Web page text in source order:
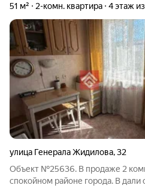
51 м² 2-комн. квартира 4 этаж из
улица Генерала Жидилова,32
Объект №25636. В продаже 2
спокойном районе города. В